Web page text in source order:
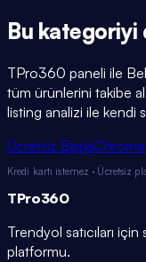
Bu kategoriyi
TPro360 paneli ile
tüm ürünlerini takibe
listing analizi ile kendi
Ücretsiz Başla
Kredi kartı istemez · Ücretsiz
TPro360
Trendyol satıcıları için
platformu.